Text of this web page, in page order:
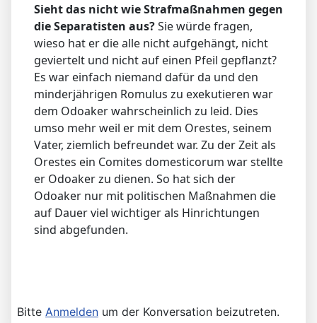
Sieht das nicht wie Strafmaßnahmen gegen
die Separatisten aus?Sie würde fragen,
wieso hat er die alle nicht aufgehängt, nicht
geviertelt und nicht auf einen Pfeil gepflanzt?
Es war einfach niemand dafür da und den
minderjährigen Romulus zu exekutieren war
dem Odoaker wahrscheinlich zu leid. Dies
umso mehr weil er mit dem Orestes, seinem
Vater, ziemlich befreundet war. Zu der Zeit als
Orestes ein Comites domesticorum war stellte
er Odoaker zu dienen. So hat sich der
Odoaker nur mit politischen Maßnahmen die
auf Dauer viel wichtiger als Hinrichtungen
sind abgefunden.
Bitte Anmelden um der Konversation beizutreten.